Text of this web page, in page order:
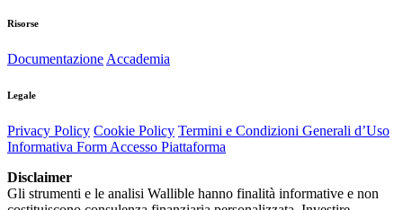
Risorse
Documentazione Accademia
Legale
Privacy Policy Cookie Policy Termini e Condizioni Generali d’Uso
Informativa Form Accesso Piattaforma
Disclaimer
Gli strumenti e le analisi Wallible hanno finalità informative e non